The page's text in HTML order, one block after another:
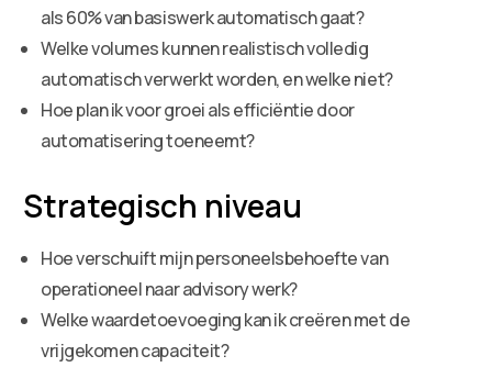
als 60% van basiswerk automatisch gaat?
Welke volumes kunnen realistisch volledig
automatisch verwerkt worden, en welke niet?
Hoe plan ik voor groei als efficiëntie door
automatisering toeneemt?
Strategisch niveau
Hoe verschuift mijn personeelsbehoefte van
operationeel naar advisory werk?
Welke waardetoevoeging kan ik creëren met de
vrijgekomen capaciteit?